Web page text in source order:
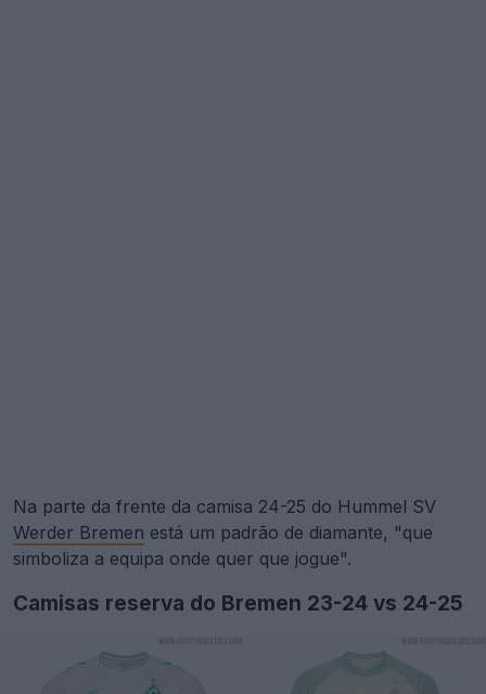
Na parte da frente da camisa 24-25 do Hummel SV
Werder Bremen está um padrão de diamante, "que
simboliza a equipa onde quer que jogue".
Camisas reserva do Bremen 23-24 vs 24-25